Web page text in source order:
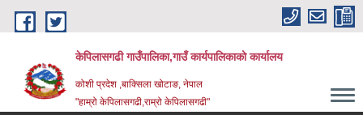
Skip to main content
केपिलासगढी गाउँपालिका,गाउँ कार्यपालिकाको कार्यालय
कोशी प्रदेश ,बाक्सिला खोटाङ, नेपाल
"हाम्रो केपिलासगढी,राम्रो केपिलासगढी"